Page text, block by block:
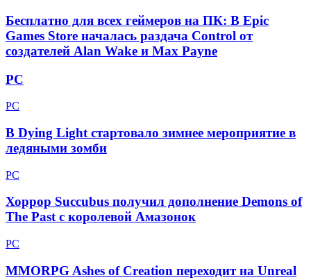
Бесплатно для всех геймеров на ПК: В Epic
Games Store началась раздача Control от
создателей Alan Wake и Max Payne
PC
PC
В Dying Light стартовало зимнее мероприятие в
ледяными зомби
PC
Хоррор Succubus получил дополнение Demons of
The Past с королевой Амазонок
PC
MMORPG Ashes of Creation переходит на Unreal